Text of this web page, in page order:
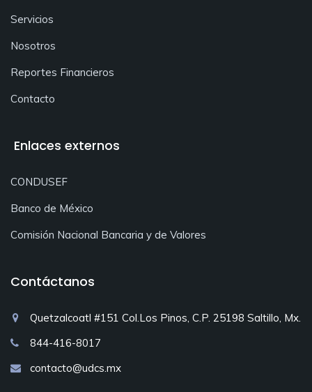
Servicios
Nosotros
Reportes Financieros
Contacto
Enlaces externos
CONDUSEF
Banco de México
Comisión Nacional Bancaria y de Valores
Contáctanos
Quetzalcoatl #151 Col.Los Pinos, C.P. 25198 Saltillo, Mx.
844-416-8017
contacto@udcs.mx